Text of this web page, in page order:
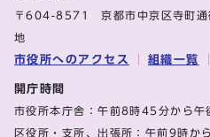
〒604-8571 京都市中京区寺町通
地
市役所へのアクセス 組織一覧
開庁時間
市役所本庁舎：午前8時45分から
区役所・支所、出張所：午前9時